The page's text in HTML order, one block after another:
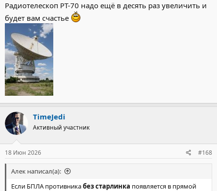
Радиотелескоп РТ-70 надо ещё в десять раз увеличить и
будет вам счастье
TimeJedi
Активный участник
18 Июн 2026 #168
Алек написал(а):
Если БПЛА противникабез старлинка появляется в прямой